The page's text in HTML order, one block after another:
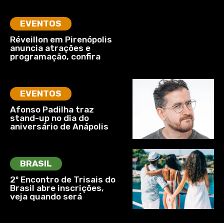
EVENTOS
Réveillon em Pirenópolis
anuncia atrações e
programação, confira
EVENTOS
Afonso Padilha traz
stand-up no dia do
aniversário de Anápolis
BRASIL
2º Encontro de Trisais do
Brasil abre inscrições,
veja quando será